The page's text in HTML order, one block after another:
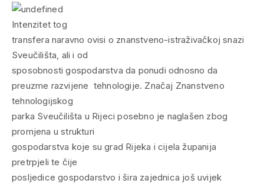
Intenzitet tog
transfera naravno ovisi o znanstveno-istraživačkoj snazi
Sveučilišta, ali i od
sposobnosti gospodarstva da ponudi odnosno da
preuzme razvijene tehnologije. Značaj Znanstveno
tehnologijskog
parka Sveučilišta u Rijeci posebno je naglašen zbog
promjena u strukturi
gospodarstva koje su grad Rijeka i cijela županija
pretrpjeli te čije
posljedice gospodarstvo i šira zajednica još uvijek